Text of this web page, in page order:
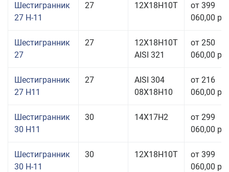
Шестигранник
27 Н-11
27 12Х18Н10Т
от 399
060,00
Шестигранник
27
27
12Х18Н10Т
AISI 321
от 250
060,00
Шестигранник
27 H11
27
AISI 304
08Х18Н10
от 216
060,00
Шестигранник
30 H11
30 14Х17Н2
от 299
060,00
Шестигранник
30 Н-11
30 12Х18Н10Т
от 399
060,00